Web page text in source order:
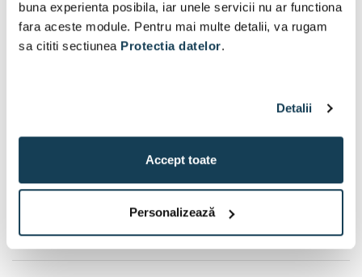
buna experienta posibila, iar unele servicii nu ar functiona
fara aceste module. Pentru mai multe detalii, va rugam
sa cititi sectiunea Protectia datelor.
Detalii
Accept toate
Personalizează
Iti mai recomandam si